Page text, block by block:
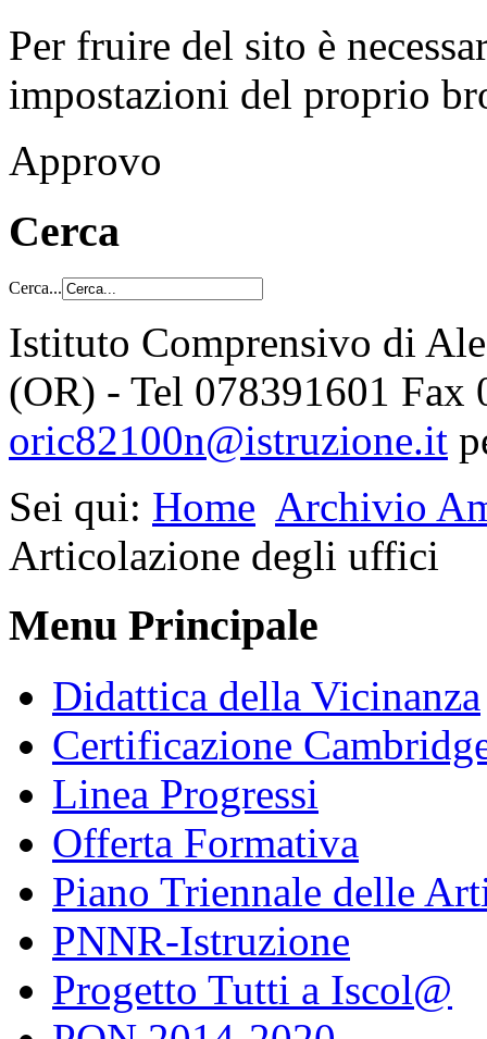
Per fruire del sito è
impostazioni del proprio
Approvo
Cerca
Cerca...
Istituto Comprensivo di
(OR) - Tel 078391601 Fax
oric82100n@istruzione.it
Sei qui: Home Archivio
Articolazione degli uffici
Menu Principale
Didattica della Vicinanza
Certificazione
Linea Progressi
Offerta Formativa
Piano Triennale delle
PNNR-Istruzione
Progetto Tutti a Iscol@